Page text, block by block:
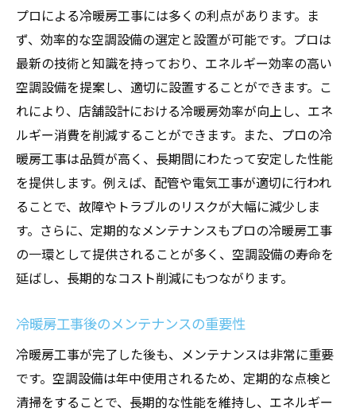
省エネ空調設備の選び方
エネルギー効率を上げる空調設備の特徴
プロが選ぶ空調設備のメリット
導入前に知っておきたい省エネ空調設備情
報
空調設備の設置でエネルギー効率を高める
方法
店舗設計における空調設備のメンテナンス計画
の立て方
効果的なメンテナンス計画の作成方法
店舗設計と空調設備メンテナンスの連携
長期的な空調設備メンテナンス計画の立て
方
プロのアドバイスを受けたメンテナンス計
画
プロによる冷暖房工事には多くの利点があります。ま
ず、効率的な空調設備の選定と設置が可能です。プロは
最新の技術と知識を持っており、エネルギー効率の高い
空調設備を提案し、適切に設置することができます。こ
れにより、店舗設計における冷暖房効率が向上し、エネ
ルギー消費を削減することができます。また、プロの冷
暖房工事は品質が高く、長期間にわたって安定した性能
を提供します。例えば、配管や電気工事が適切に行われ
ることで、故障やトラブルのリスクが大幅に減少しま
す。さらに、定期的なメンテナンスもプロの冷暖房工事
の一環として提供されることが多く、空調設備の寿命を
延ばし、長期的なコスト削減にもつながります。
冷暖房工事後のメンテナンスの重要性
冷暖房工事が完了した後も、メンテナンスは非常に重要
です。空調設備は年中使用されるため、定期的な点検と
清掃をすることで、長期的な性能を維持し、エネルギー